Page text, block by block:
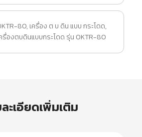
80, เครื่อง ต บ ดิน แบบ กระโดด,
รื่องตบดินแบบกระโดด รุ่น OKTR-80
ะเอียดเพิ่มเติม